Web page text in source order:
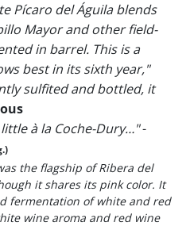
Pícaro del Águila blends
Mayor and other field-
in barrel. This is a
best in its sixth year,"
sulfited and bottled, it
à la Coche-Dury…"-
the flagship of Ribera del
it shares its pink color. It
fermentation of white and red
wine aroma and red wine